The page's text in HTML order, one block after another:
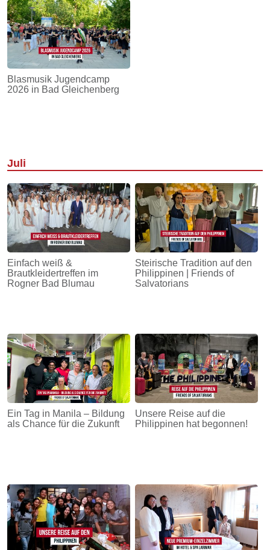
Blasmusik Jugendcamp
2026 in Bad Gleichenberg
Juli
Einfach weiß &
Brautkleidertreffen im
Rogner Bad Blumau
Steirische Tradition auf den
Philippinen | Friends of
Salvatorians
Ein Tag in Manila – Bildung
als Chance für die Zukunft
Unsere Reise auf die
Philippinen hat begonnen!